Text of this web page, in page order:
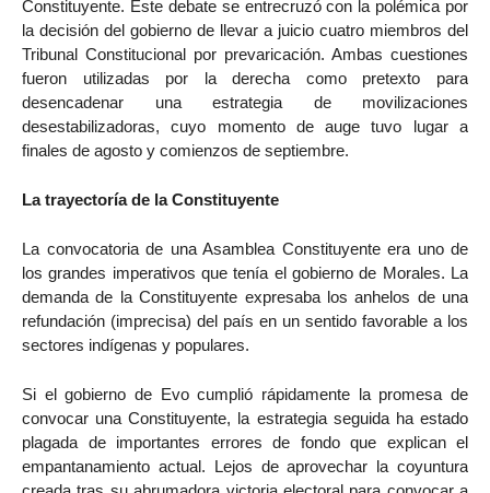
Constituyente. Este debate se entrecruzó con la polémica por
la decisión del gobierno de llevar a juicio cuatro miembros del
Tribunal Constitucional por prevaricación. Ambas cuestiones
fueron utilizadas por la derecha como pretexto para
desencadenar una estrategia de movilizaciones
desestabilizadoras, cuyo momento de auge tuvo lugar a
finales de agosto y comienzos de septiembre.
La trayectoría de la Constituyente
La convocatoria de una Asamblea Constituyente era uno de
los grandes imperativos que tenía el gobierno de Morales. La
demanda de la Constituyente expresaba los anhelos de una
refundación (imprecisa) del país en un sentido favorable a los
sectores indígenas y populares.
Si el gobierno de Evo cumplió rápidamente la promesa de
convocar una Constituyente, la estrategia seguida ha estado
plagada de importantes errores de fondo que explican el
empantanamiento actual. Lejos de aprovechar la coyuntura